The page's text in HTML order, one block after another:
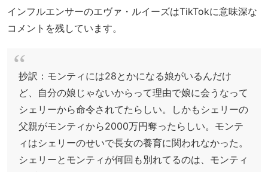
インフルエンサーのエヴァ・ルイーズはTikTokに意味深な
コメントを残しています。
抄訳：モンティには28とかになる娘がいるんだけ
ど、自分の娘じゃないからって理由で娘に会うなって
シェリーから命令されてたらしい。しかもシェリーの
父親がモンティから2000万円奪ったらしい。モンテ
ィはシェリーのせいで長女の養育に関われなかった。
シェリーとモンティが何回も別れてるのは、モンティ